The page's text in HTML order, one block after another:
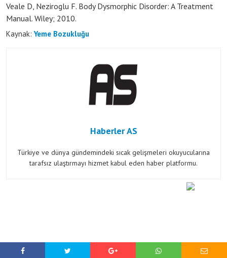
Veale D, Neziroglu F. Body Dysmorphic Disorder: A Treatment
Manual. Wiley; 2010.
Kaynak:Yeme Bozukluğu
Haberler AS
Türkiye ve dünya gündemindeki sıcak gelişmeleri okuyucularına
tarafsız ulaştırmayı hizmet kabul eden haber platformu.